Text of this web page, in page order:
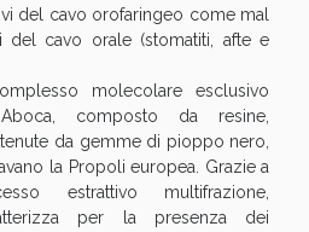
del cavo orofaringeo come mal
cavo orale (stomatiti, afte e
molecolare esclusivo
composto da resine,
da gemme di pioppo nero,
la Propoli europea. Grazie a
estrattivo multifrazione,
per la presenza dei